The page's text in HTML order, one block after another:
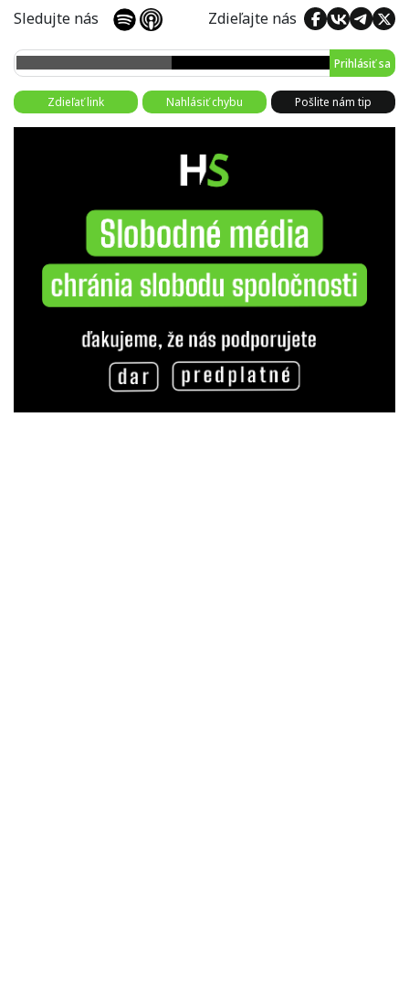
Sledujte nás Zdieľajte nás
Prihlásiť sa
Zdieľať link Nahlásiť chybu Pošlite nám tip